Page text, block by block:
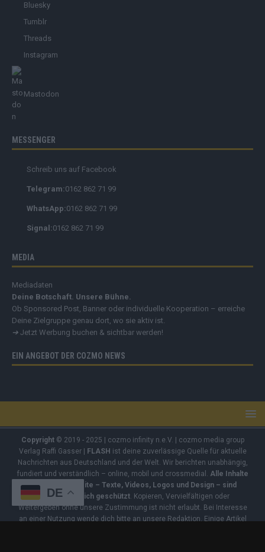
Bluesky
Tumblr
Threads
Instagram
Mastodon
MESSENGER
Schreib uns auf Facebook
Telegram:0162 862 71 99
WhatsApp:0162 862 71 99
Signal:0162 862 71 99
MEDIA
Mediadaten
Deine Botschaft. Unsere Bühne.
Ob Sponsored Post, Banner oder individuelle Kooperation – erreiche
Deine Zielgruppe genau dort, wo sie aktiv ist.
➔ Jetzt Werbung buchen & sichtbar werden!
EIN ANGEBOT DER COZMO NEWS
Copyright© 2019 - 2025 | cozmo infinity n.e.V. | cozmo media group
Verlag Raffi Gasser |
FLASH ist deine zuverlässige Quelle für aktuelle
Nachrichten aus Deutschland und der Welt. Wir berichten unabhängig,
fundiert und verständlich – online, mobil und crossmedial. Alle Inhalte
auf dieser Website – Texte, Videos, Logos und Design – sind
urheberrechtlich geschützt. Kopieren, Vervielfältigen oder
Weitergeben ohne unsere Zustimmung ist nicht erlaubt. Bei Interesse
an einer Nutzung wende dich bitte an unsere Redaktion. Einige Artikel
DE